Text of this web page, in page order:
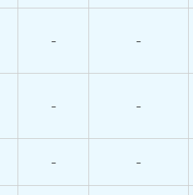
– –
– –
– –